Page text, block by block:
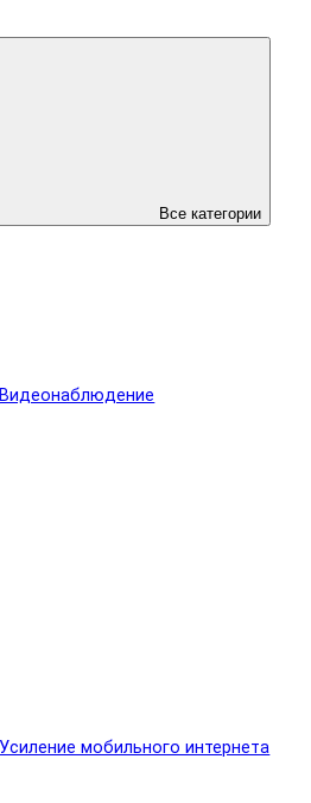
Все категории
Видеонаблюдение
Усиление мобильного интернета